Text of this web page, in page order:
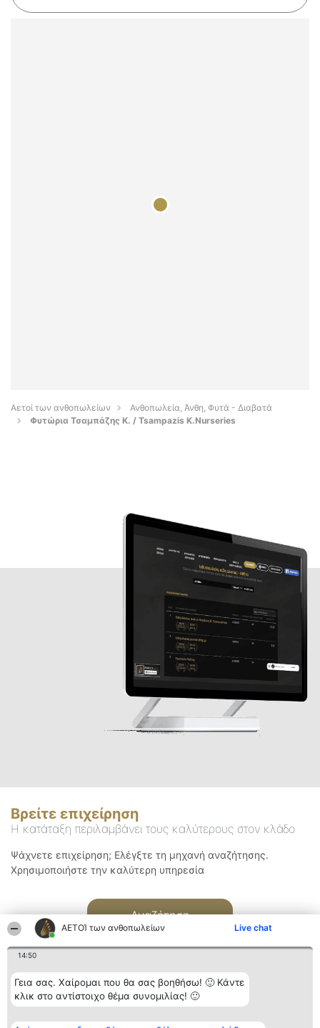
ΑΕΤΟΊ των ανθοπωλείων Live chat
14:50
Γεια σας. Χαίρομαι που θα σας βοηθήσω! 🙂 Κάντε
κλικ στο αντίστοιχο θέμα συνομιλίας! 🙂
Αετοί των ανθοπωλείων
Ανθοπωλεία, Άνθη, Φυτά - Διαβατά
Φυτώρια Τσαμπάζης Κ. / Tsampazis K.Nurseries
Βρείτε επιχείρηση
Η κατάταξη περιλαμβάνει τους καλύτερους στον κλάδο
Ψάχνετε επιχείρηση; Ελέγξτε τη μηχανή αναζήτησης.
Χρησιμοποιήστε την καλύτερη υπηρεσία
Αναζήτηση
Διοργανωτής της
Κατάταξη Επικοινωνία